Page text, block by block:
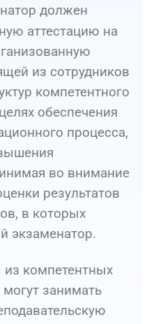
должен
аттестацию на
из сотрудников
компетентного
обеспечения
процесса,
во внимание
результатов
в которых
экзаменатор.
компетентных
занимать